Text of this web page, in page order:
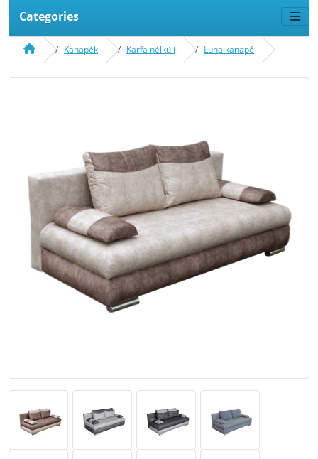
Categories
Kanapék Karfa nélküli Luna kanapé